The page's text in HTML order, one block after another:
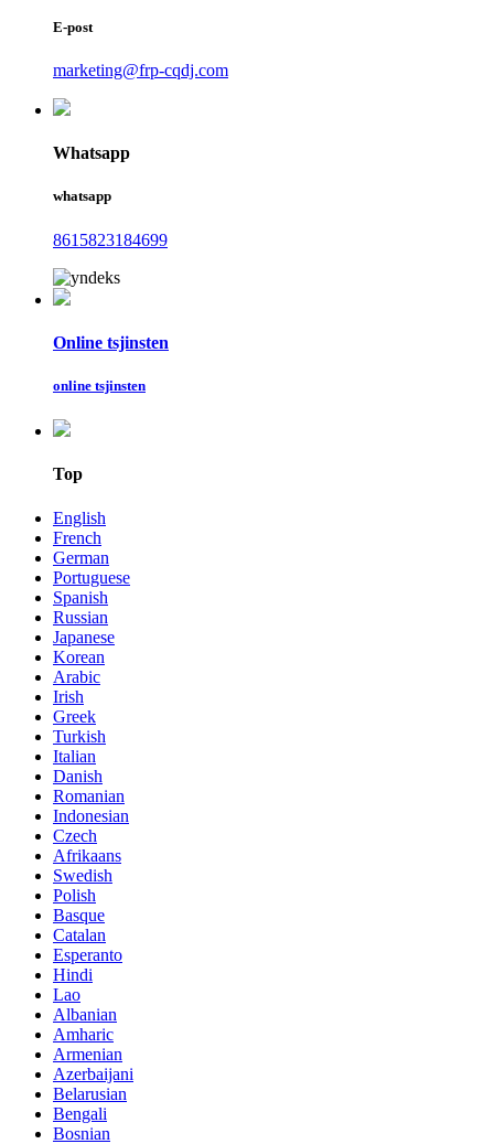
E-post
marketing@frp-cqdj.com
Whatsapp
whatsapp
8615823184699
Online tsjinsten
online tsjinsten
Top
English
French
German
Portuguese
Spanish
Russian
Japanese
Korean
Arabic
Irish
Greek
Turkish
Italian
Danish
Romanian
Indonesian
Czech
Afrikaans
Swedish
Polish
Basque
Catalan
Esperanto
Hindi
Lao
Albanian
Amharic
Armenian
Azerbaijani
Belarusian
Bengali
Bosnian